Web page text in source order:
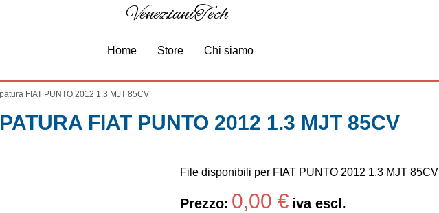
Home Store Chi siamo
VenezianiTech
FIAT PUNTO 2012 1.3 MJT 85CV
FIAT PUNTO 2012 1.3 MJT 85CV
File disponibili per FIAT PUNTO 2012 1.3 MJT 85CV
Prezzo: 0,00 € iva escl.